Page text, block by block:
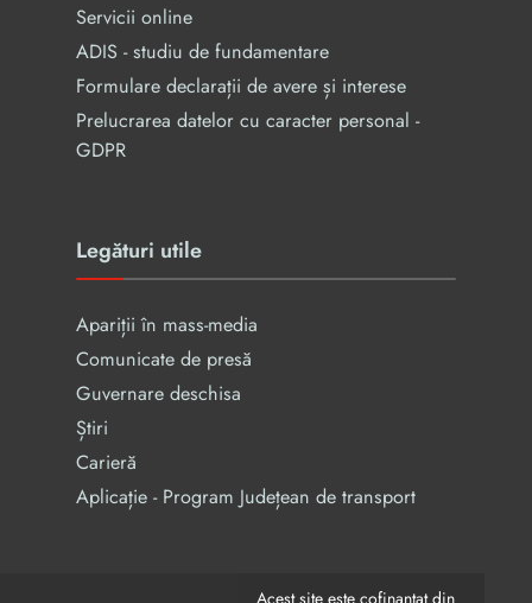
Servicii online
ADIS - studiu de fundamentare
Formulare declarații de avere și interese
Prelucrarea datelor cu caracter personal -
GDPR
Legături utile
Apariții în mass-media
Comunicate de presă
Guvernare deschisa
Știri
Carieră
Aplicație - Program Județean de transport
Acest site este cofinanțat din